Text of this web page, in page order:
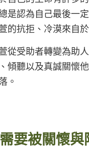
是認為自己最後一
的抗拒、冷漠來自
從受助者轉變為助
傾聽以及真誠關懷
。
要被關懷與